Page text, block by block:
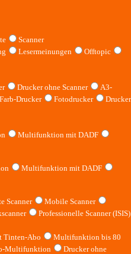
Scanner
Lesermeinungen
Offtopic
Drucker ohne Scanner
A3-
Farb-Drucker Fotodrucker
Drucker
Multifunktion mit DADF
Multifunktion mit DADF
Scanner
Mobile Scanner
Professionelle Scanner (ISIS)
Tinten-Abo
Multifunktion bis 80
Multifunktion
Drucker ohne